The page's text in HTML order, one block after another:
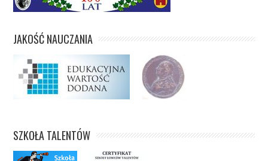
JAKOŚĆ NAUCZANIA
SZKOŁA TALENTÓW